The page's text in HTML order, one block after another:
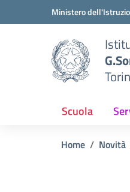
Vai ai contenuti
Vai al menu di navigazione
Ministero
Scuola
Home Novità